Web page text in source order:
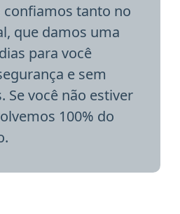
confiamos tanto no
que damos uma
para você
e sem
Se você não estiver
100% do